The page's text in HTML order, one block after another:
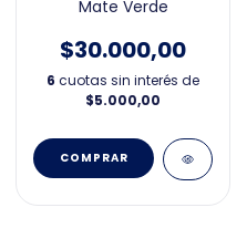
Mate Verde
$30.000,00
6 cuotas sin interés de
$5.000,00